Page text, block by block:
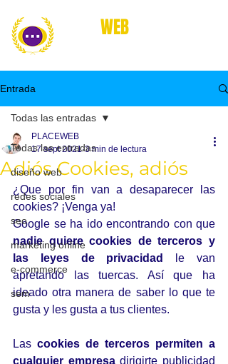
WEB
Entrada
Todas las entradas
diseño web
redes sociales
seo
marketing online
e-commerce
sem
Todas las entradas
Adiós Cookies, adiós
PLACEWEB
17 sept 2021 3 min de lectura
¿Que por fin van a desaparecer las
cookies? ¡Venga ya!
nadie quiere cookies de terceros y
las leyes de privacidad
le van
apretando las tuercas. Así que ha
ideado otra manera de saber lo que te
gusta y les gusta a tus clientes.
Las cookies de terceros permiten a
cualquier empresa dirigirte publicidad